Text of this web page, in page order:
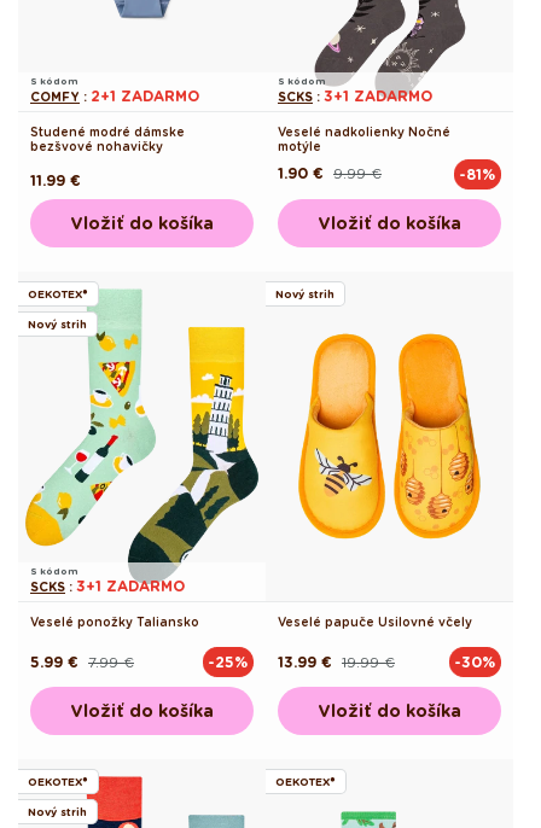
S kódom
COMFY : 2+1 ZADARMO
Studené modré dámske
bezšvové nohavičky
Pôvodná
cena
11.99 €
Vložiť do košíka
S kódom
SCKS : 3+1 ZADARMO
Veselé nadkolienky Nočné
motýle
Pôvodná9.99 €
Akciová
1.90 € -81%
Vložiť do košíka
OEKOTEX®
Nový strih
S kódom
SCKS : 3+1 ZADARMO
Veselé ponožky Taliansko
Pôvodná7.99 €
Akciová
5.99 € -25%
Vložiť do košíka
Nový strih
Veselé papuče Usilovné včely
Pôvodná19.99 €
Akciová
13.99 € -30%
Vložiť do košíka
OEKOTEX®
Nový strih
OEKOTEX®